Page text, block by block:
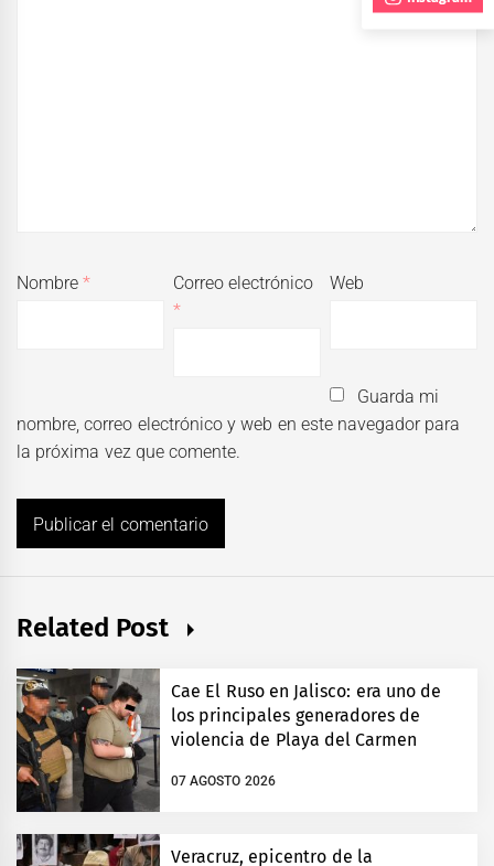
Nombre*
Correo electrónico
*
Web
Guarda mi
nombre, correo electrónico y web en este navegador para
la próxima vez que comente.
Related Post
Cae El Ruso en Jalisco: era uno de
los principales generadores de
violencia de Playa del Carmen
07 AGOSTO 2026
Veracruz, epicentro de la